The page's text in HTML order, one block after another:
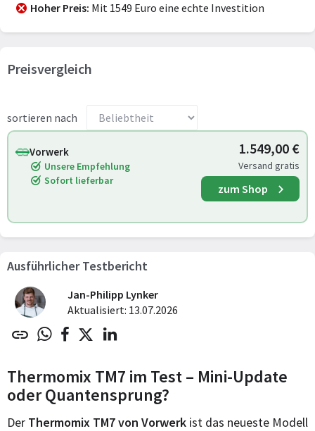
Hoher Preis Mit 1549 Euro eine echte Investition
Preisvergleich
sortieren nach
Vorwerk
Unsere Empfehlung
Sofort lieferbar
1.549,00 €
Versand gratis
zum Shop
Ausführlicher Testbericht
Jan-Philipp Lynker
Aktualisiert: 13.07.2026
Thermomix TM7 im Test – Mini-Update
oder Quantensprung?
Der Thermomix TM7 von Vorwerk ist das neueste Modell